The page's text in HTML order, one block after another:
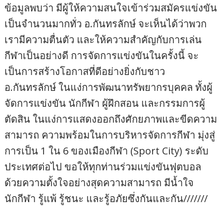
ข้อมูลพบว่า มีผู้ให้ความสนใจเข้าร่วมสมัครแข่งขัน
เป็นจำนวนมากทั่ว อ.กันทรลักษ์ จะเห็นได้ว่าพวก
เรามีความตื่นตัว และให้ความสำคัญกับการเล่น
กีฬาเป็นอย่างดี การจัดการแข่งขันในครั้งนี้ จะ
เป็นการสร้างโอกาสที่ดีอย่างยิ่งกับชาว
อ.กันทรลักษ์ ในแง่การพัฒนาทรัพยากรบุคคล ทั้งผู้
จัดการแข่งขัน นักกีฬา ผู้ฝึกสอน และกรรมการผู้
ตัดสิน ในแง่การแสดงออกถึงศักยภาพและขีดความ
สามารถ ความพร้อมในการบริหารจัดการกีฬา มุ่งสู่
การเป็น 1 ใน 6 ของเมืองกีฬา (Sport City) ระดับ
ประเทศต่อไป ขอให้ทุกท่านร่วมแข่งขันฟุตบอล
ด้วยความตั้งใจอย่างสุดความสามารถ มีน้ำใจ
นักกีฬา รู้แพ้ รู้ชนะ และรู้อภัยซึ่งกันและกัน///////